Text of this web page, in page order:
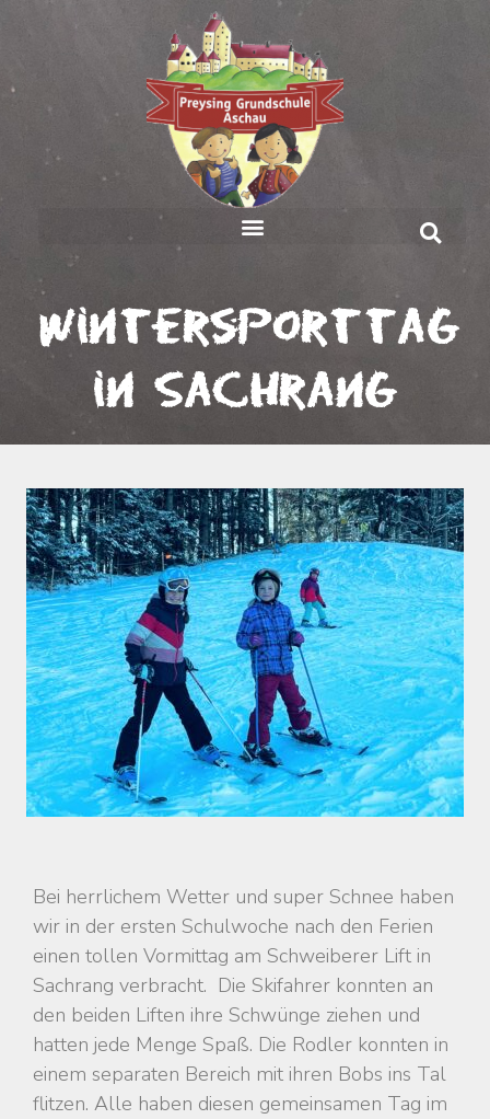
Wintersporttag
in Sachrang
Bei herrlichem Wetter und super Schnee haben
wir in der ersten Schulwoche nach den Ferien
einen tollen Vormittag am Schweiberer Lift in
Sachrang verbracht. Die Skifahrer konnten an
den beiden Liften ihre Schwünge ziehen und
hatten jede Menge Spaß. Die Rodler konnten in
einem separaten Bereich mit ihren Bobs ins Tal
flitzen. Alle haben diesen gemeinsamen Tag im